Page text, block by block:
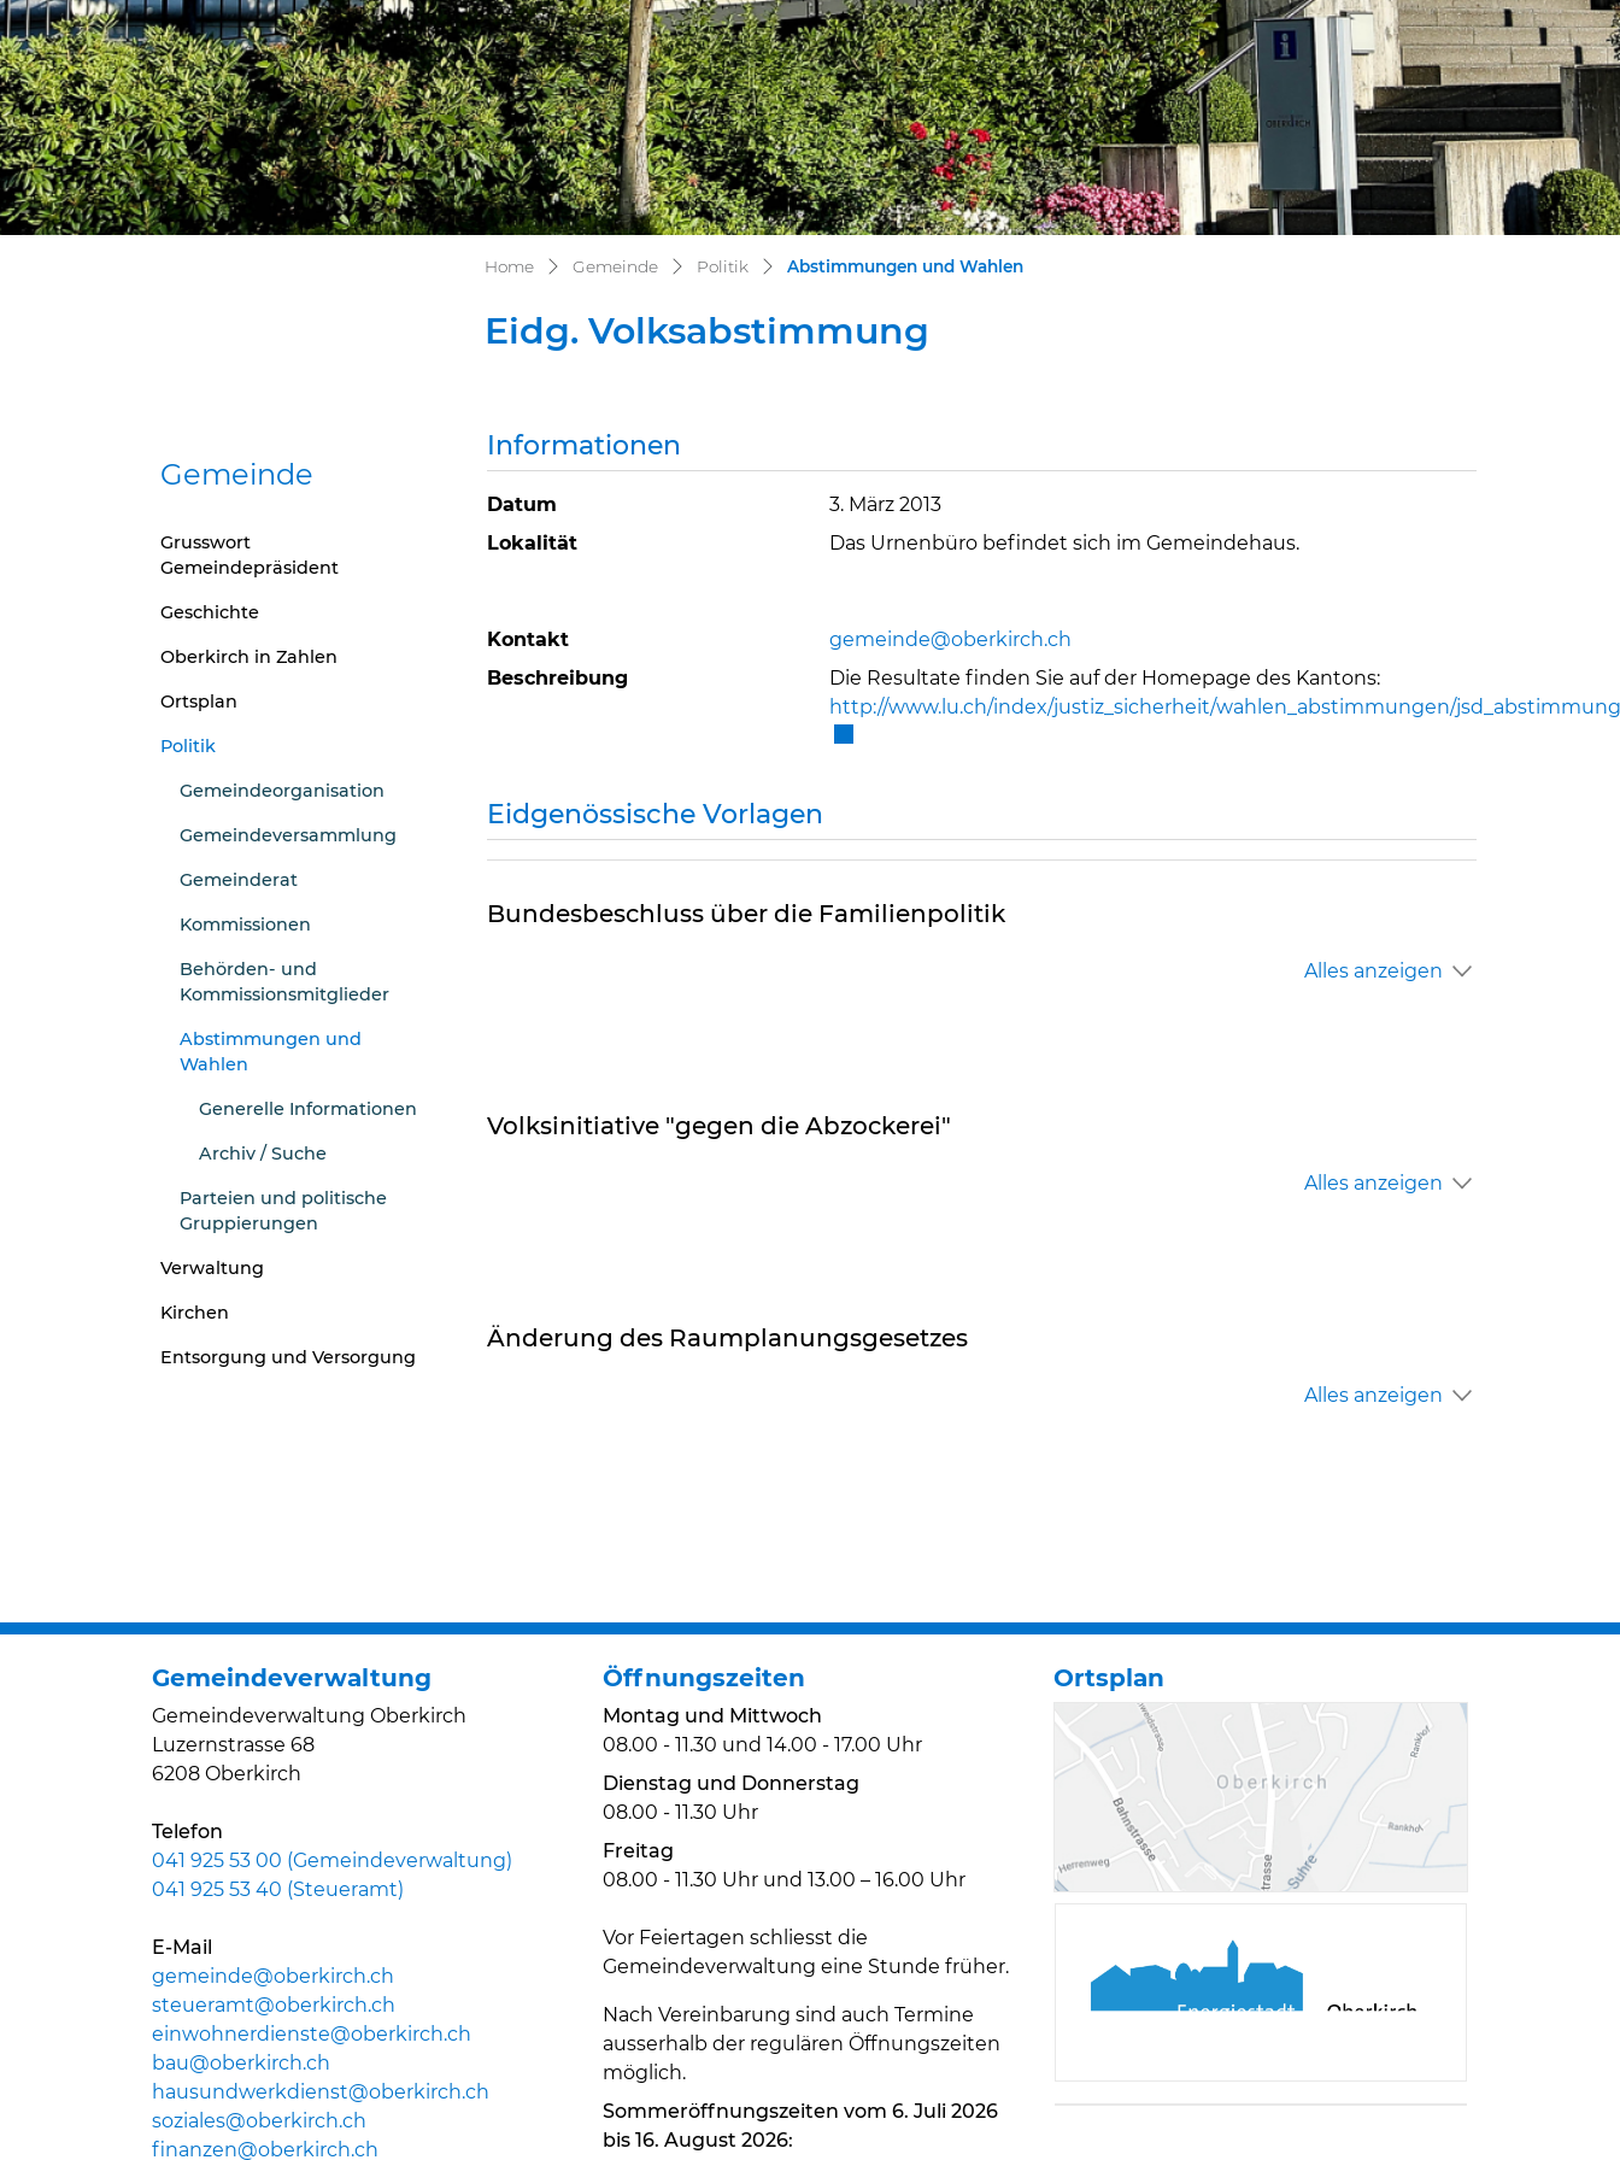
Home Gemeinde Politik Abstimmungen und Wahlen(ausgewählt)
Eidg. Volksabstimmung
Gemeinde
Grusswort
Gemeindepräsident
Geschichte
Oberkirch in Zahlen
Ortsplan
Politik
Gemeindeorganisation
Gemeindeversammlung
Gemeinderat
Kommissionen
Behörden- und
Kommissionsmitglieder
Abstimmungen und
Wahlen
(ausgewählt)
Generelle Informationen
Archiv / Suche
Parteien und politische
Gruppierungen
Verwaltung
Kirchen
Entsorgung und Versorgung
Informationen
Datum
3. März 2013
Lokalität
Das Urnenbüro befindet sich im Gemeindehaus.
Kontakt
gemeinde@oberkirch.ch
Beschreibung
Die Resultate finden Sie auf der Homepage des Kantons:
http://www.lu.ch/index/justiz_sicherheit/wahlen_abstimmungen/
Eidgenössische Vorlagen
Bundesbeschluss über die Familienpolitik
Alles anzeigen
Volksinitiative "gegen die Abzockerei"
Alles anzeigen
Änderung des Raumplanungsgesetzes
Alles anzeigen
Gemeindeverwaltung
Gemeindeverwaltung Oberkirch
Luzernstrasse 68
6208 Oberkirch
Telefon
041 925 53 00 (Gemeindeverwaltung)
041 925 53 40 (Steueramt)
E-Mail
gemeinde@oberkirch.ch
steueramt@oberkirch.ch
einwohnerdienste@oberkirch.ch
bau@oberkirch.ch
hausundwerkdienst@oberkirch.ch
soziales@oberkirch.ch
finanzen@oberkirch.ch
Öffnungszeiten
Montag und Mittwoch
08.00 - 11.30 und 14.00 - 17.00 Uhr
Dienstag und Donnerstag
08.00 - 11.30 Uhr
Freitag
08.00 - 11.30 Uhr und 13.00 – 16.00 Uhr
Vor Feiertagen schliesst die
Gemeindeverwaltung eine Stunde früher.
Nach Vereinbarung sind auch Termine
ausserhalb der regulären Öffnungszeiten
möglich.
Sommeröffnungszeiten vom 6. Juli 2026
bis 16. August 2026:
Ortsplan
Verschiedene